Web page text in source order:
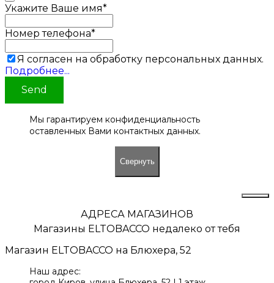
Укажите Ваше имя*
Номер телефона*
Я согласен на обработку персональных данных.
Подробнее...
Send
Мы гарантируем конфиденциальность
оставленных Вами контактных данных.
Свернуть
АДРЕСА МАГАЗИНОВ
Магазины ELTOBACCO недалеко от тебя
Магазин ELTOBACCO на Блюхера, 52
Наш адрес: